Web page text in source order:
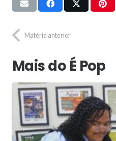
Matéria anterior
Mais do É Pop